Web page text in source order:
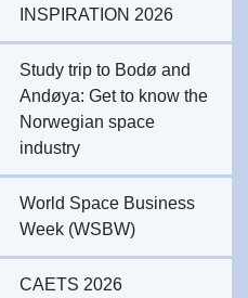
INSPIRATION 2026
Study trip to Bodø and
Andøya: Get to know the
Norwegian space
industry
World Space Business
Week (WSBW)
CAETS 2026